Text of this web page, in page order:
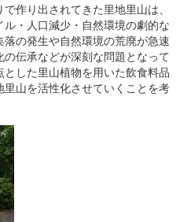
作り出されてきた里地里山は、
・人口減少・自然環境の劇的な
の発生や自然環境の荒廃が急速
伝承などが深刻な問題となって
した里山植物を用いた飲食料品
山を活性化させていくことを考